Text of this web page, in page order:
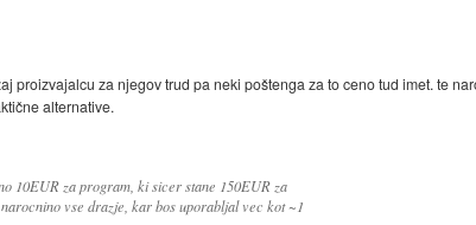
proizvajalcu za njegov trud pa neki poštenga za to ceno tud imet. te
alternative.
10EUR za program, ki sicer stane 150EUR za
vse drazje, kar bos uporabljal vec kot ~1